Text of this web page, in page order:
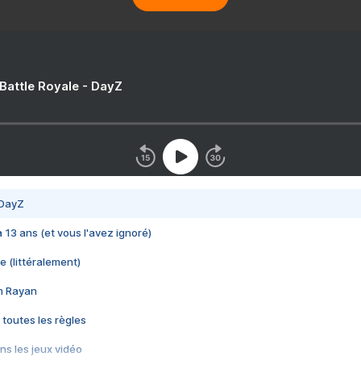
Royale - DayZ
13 ans (et vous l'avez ignoré)
(littéralement)
Rayan
toutes les règles
les jeux vidéo